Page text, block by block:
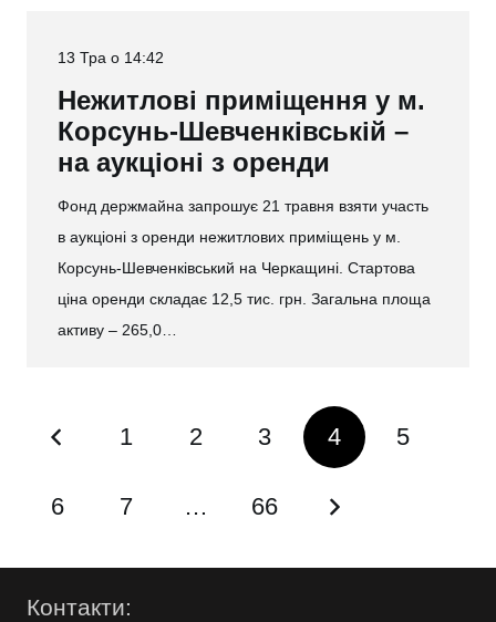
13 Тра о 14:42
Нежитлові приміщення у м.
Корсунь-Шевченківській –
на аукціоні з оренди
Фонд держмайна запрошує 21 травня взяти участь
в аукціоні з оренди нежитлових приміщень у м.
Корсунь-Шевченківський на Черкащині. Стартова
ціна оренди складає 12,5 тис. грн. Загальна площа
активу – 265,0…
1 2 3 4 5
6 7 … 66
Контакти: